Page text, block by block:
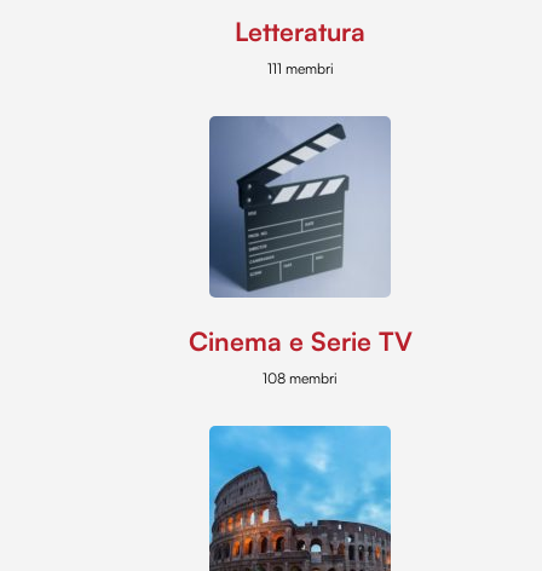
Letteratura
111 membri
Cinema e Serie TV
108 membri